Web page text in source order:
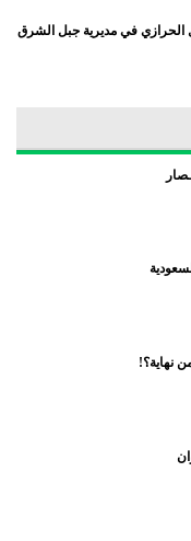
الحرازي في مديرية جبل الشرق
نهاية؟!